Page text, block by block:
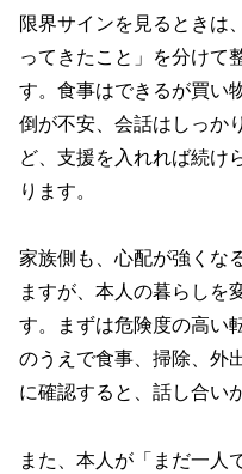
限界サインを見るときは
ってきたこと」を分けて
す。食事はできるが買い
倒が不安、会話はしっか
ど、支援を入れれば続け
ります。
家族側も、心配が強くな
ますが、本人の暮らしを
す。まずは危険度の高い
のうえで食事、掃除、外
に確認すると、話し合い
また、本人が「まだ一人